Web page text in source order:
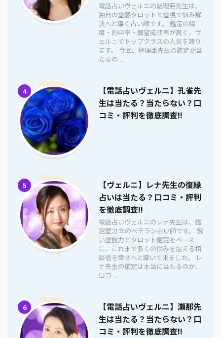
電話占いヴェルニの魅理亜先生は、
独自の霊感タロットと霊視で悩み解
決へと導く占い師です。 鑑定の精
度・的中率・願望成就率が高く、ヴ
ェルニでトップクラスの人気を誇り
ます。 今回、魅理亜先生の鑑定が当
たるの ...
4
【電話占いヴェルニ】孔雀先
生は当たる？当たらない？口
コミ・評判を徹底調査!!
5
【ヴェルニ】レナ先生の復縁
占いは当たる？口コミ・評判
を徹底調査!!
電話占いヴェルニのレナ先生は、鑑
定歴21年のベテラン占い師です。 鋭
い霊能力とタロット鑑定をベース
に、これまで多くの悩みを抱える相
談者を幸せへと導いて来ました。 レ
ナ先生の鑑定は本当に当たるのか、
口コ ...
6
【電話占いヴェルニ】瀬那先
生は当たる？当たらない？口
コミ・評判を徹底調査!!